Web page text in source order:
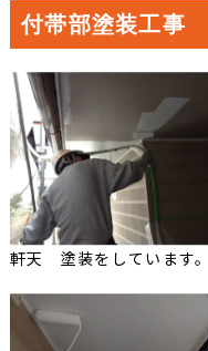
付帯部塗装工事
軒天 塗装をしています。